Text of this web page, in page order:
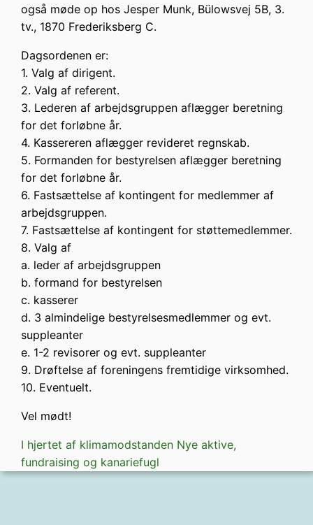
også møde op hos Jesper Munk, Bülowsvej 5B, 3.
tv., 1870 Frederiksberg C.
Dagsordenen er:
1. Valg af dirigent.
2. Valg af referent.
3. Lederen af arbejdsgruppen aflægger beretning
for det forløbne år.
4. Kassereren aflægger revideret regnskab.
5. Formanden for bestyrelsen aflægger beretning
for det forløbne år.
6. Fastsættelse af kontingent for medlemmer af
arbejdsgruppen.
7. Fastsættelse af kontingent for støttemedlemmer.
8. Valg af
a. leder af arbejdsgruppen
b. formand for bestyrelsen
c. kasserer
d. 3 almindelige bestyrelsesmedlemmer og evt.
suppleanter
e. 1-2 revisorer og evt. suppleanter
9. Drøftelse af foreningens fremtidige virksomhed.
10. Eventuelt.
Vel mødt!
I hjertet af klimamodstanden Nye aktive,
fundraising og kanariefugl